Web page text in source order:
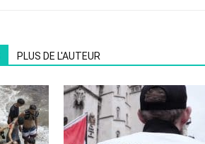
PLUS DE L'AUTEUR